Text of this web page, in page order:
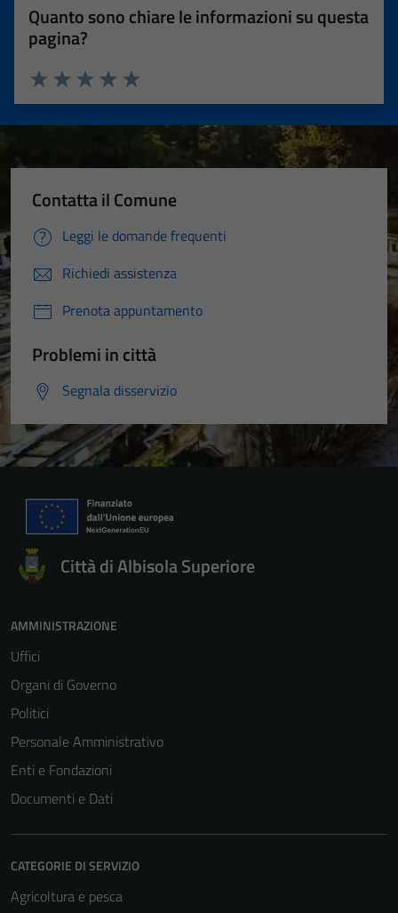
Quanto sono chiare le informazioni su questa
pagina?
Valuta 5 stelle su 5
Valuta 4 stelle su 5
Valuta 3 stelle su 5
Valuta 2 stelle su 5
Valuta 1 stelle su 5
Contatta il Comune
Leggi le domande frequenti
Richiedi assistenza
Prenota appuntamento
Problemi in città
Segnala disservizio
Città di Albisola Superiore
AMMINISTRAZIONE
Uffici
Organi di Governo
Politici
Personale Amministrativo
Enti e Fondazioni
Documenti e Dati
CATEGORIE DI SERVIZIO
Agricoltura e pesca